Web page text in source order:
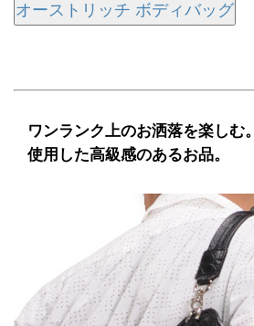
オーストリッチ ボディバッグ
ワンランク上のお洒落を楽しむ
使用した高級感のあるお品。